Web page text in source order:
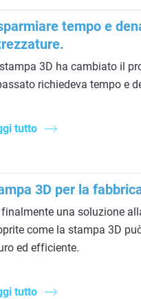
tempo e
3D ha cambiato il
richiedeva tempo e
tutto
3D per la
finalmente una soluzione
come la stampa 3D
ed efficiente.
tutto